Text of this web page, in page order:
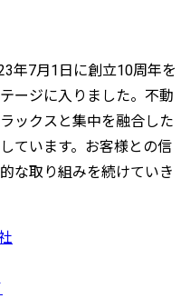
年7月1日に創立10周年を
ージに入りました。不動
ックスと集中を融合した
ています。お客様との信
な取り組みを続けていき